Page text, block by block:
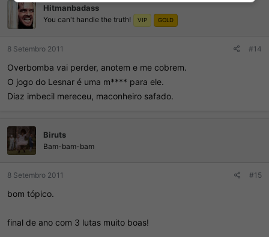
Hitmanbadass
You can't handle the truth! VIP GOLD
8 Setembro 2011 #14
Overbomba vai perder, anotem e me cobrem.
O jogo do Lesnar é uma m**** para ele.
Diaz imbecil mereceu, maconheiro safado.
Biruts
Bam-bam-bam
8 Setembro 2011 #15
bom tópico.
final de ano com 3 lutas muito boas!